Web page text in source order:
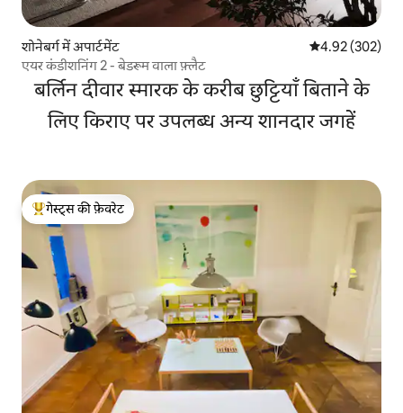
शोनेबर्ग में अपार्टमेंट औसत रेटिंग 5 में से
4.92 (302)
एयर कंडीशनिंग 2 - बेडरूम वाला फ़्लैट
बर्लिन दीवार स्मारक के करीब छुट्टियाँ बिताने के
लिए किराए पर उपलब्ध अन्य शानदार जगहें
गेस्ट्स का टॉप फ़ेवरेट
गेस्ट्स की फ़ेवरेट